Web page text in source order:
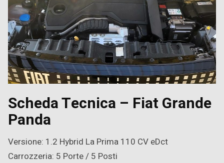
Scheda Tecnica – Fiat Grande
Panda
Versione: 1.2 Hybrid La Prima 110 CV eDct
Carrozzeria: 5 Porte / 5 Posti